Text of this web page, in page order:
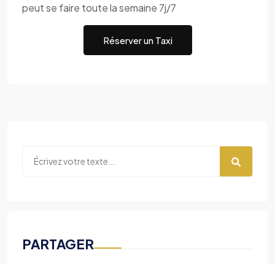
peut se faire toute la semaine 7j/7
Réserver un Taxi
PARTAGER